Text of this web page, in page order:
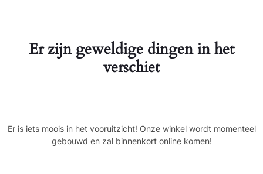
Er zijn geweldige dingen in het
verschiet
Er is iets moois in het vooruitzicht! Onze winkel wordt momenteel
gebouwd en zal binnenkort online komen!